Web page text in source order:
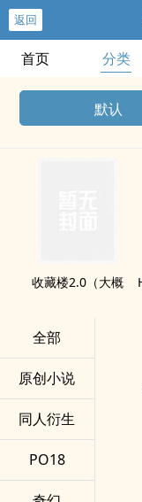
返回
首页 分类
默认
收藏楼2.0（大概
全部
原创小说
同人衍生
PO18